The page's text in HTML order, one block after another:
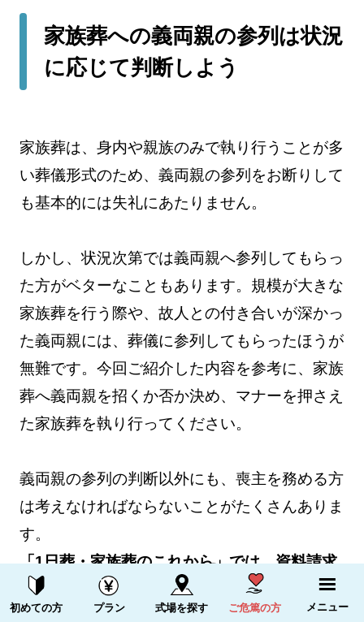
家族葬への義両親の参列は状況
に応じて判断しよう
家族葬は、身内や親族のみで執り行うことが多
い葬儀形式のため、義両親の参列をお断りして
も基本的には失礼にあたりません。
しかし、状況次第では義両親へ参列してもらっ
た方がベターなこともあります。規模が大きな
家族葬を行う際や、故人との付き合いが深かっ
た義両親には、葬儀に参列してもらったほうが
無難です。今回ご紹介した内容を参考に、家族
葬へ義両親を招くか否か決め、マナーを押さえ
た家族葬を執り行ってください。
義両親の参列の判断以外にも、喪主を務める方
は考えなければならないことがたくさんありま
す。
「1日葬・家族葬のこれから」では、資料請求
いただいた方全員に「喪主のやるべきことがす
べて書かれた本」を無料でプレゼントしており
資料請求する 電話をかける
初めての方 プラン 式場を探す ご危篤の方 メニュー